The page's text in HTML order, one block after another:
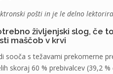
pošti in je le delno
življenjski slog, če
maščob v krvi
sooča s težavami prekomerne
skoraj 60 % prebivalcev (39,2